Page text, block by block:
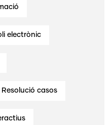
electrònic
Resolució casos